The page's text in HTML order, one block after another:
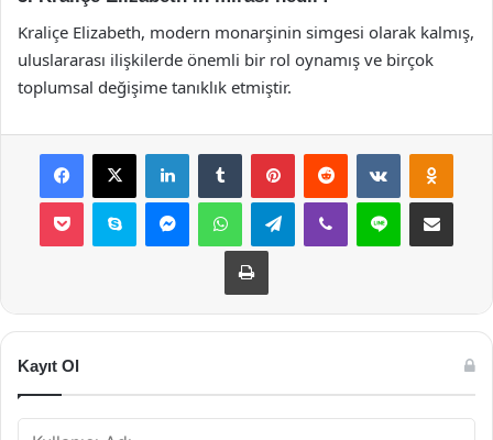
Kraliçe Elizabeth, modern monarşinin simgesi olarak kalmış,
uluslararası ilişkilerde önemli bir rol oynamış ve birçok
toplumsal değişime tanıklık etmiştir.
Facebook
X LinkedInTumblr PinterestReddit VKontakte
Pocket Skype MessengerWhatsAppTelegramViber Line E-Posta ile
Yazdır
Kayıt Ol